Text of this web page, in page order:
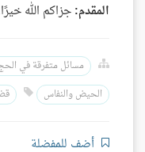
المقدم:جزاكم الله
مسائل متفرقة في
الحيض والنفاس
أضف للمفضلة